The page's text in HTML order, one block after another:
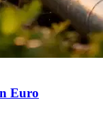
Euro